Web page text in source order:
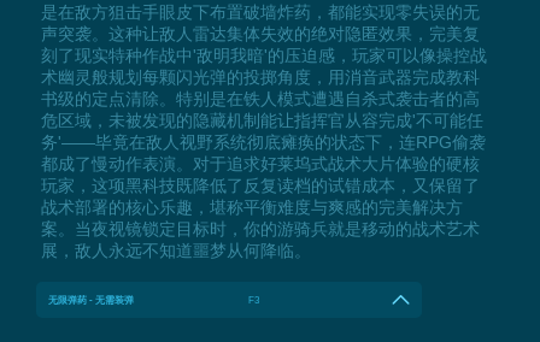
是在敌方狙击手眼皮下布置破墙炸药，都能实现零失误的无
声突袭。这种让敌人雷达集体失效的绝对隐匿效果，完美复
刻了现实特种作战中'敌明我暗'的压迫感，玩家可以像操控战
术幽灵般规划每颗闪光弹的投掷角度，用消音武器完成教科
书级的定点清除。特别是在铁人模式遭遇自杀式袭击者的高
危区域，未被发现的隐藏机制能让指挥官从容完成'不可能任
务'——毕竟在敌人视野系统彻底瘫痪的状态下，连RPG偷袭
都成了慢动作表演。对于追求好莱坞式战术大片体验的硬核
玩家，这项黑科技既降低了反复读档的试错成本，又保留了
战术部署的核心乐趣，堪称平衡难度与爽感的完美解决方
案。当夜视镜锁定目标时，你的游骑兵就是移动的战术艺术
展，敌人永远不知道噩梦从何降临。
无限弹药 - 无需装弹 F3